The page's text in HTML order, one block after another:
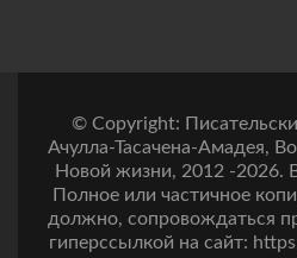
© Copyright:
Ачулла-Тасачена-Амадея,
Новой жизни, 2012 -2026.
Полное или частичное
должно, сопровождаться
гиперссылкой на сайт: